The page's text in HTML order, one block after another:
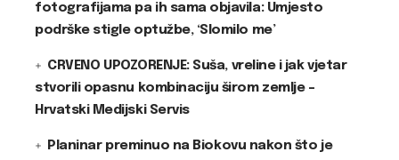
fotografijama pa ih sama objavila: Umjesto
podrške stigle optužbe, ‘Slomilo me’
CRVENO UPOZORENJE: Suša, vreline i jak vjetar
stvorili opasnu kombinaciju širom zemlje –
Hrvatski Medijski Servis
Planinar preminuo na Biokovu nakon što je